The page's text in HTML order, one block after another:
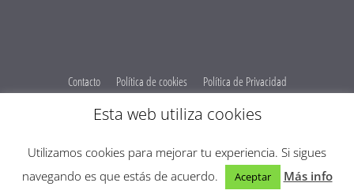
Contacto Política de cookies
Política de Privacidad
Obenus Servicios Digitales
Esta web utiliza cookies
Utilizamos cookies para mejorar tu experiencia. Si sigues
navegando es que estás de acuerdo.
Aceptar Más info
Optimized by Seraphinite Accelerator
Turns on site high speed to be attractive for people and search engines.